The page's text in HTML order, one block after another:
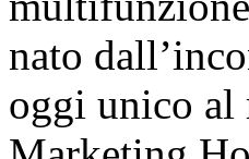
nato
oggi unico al